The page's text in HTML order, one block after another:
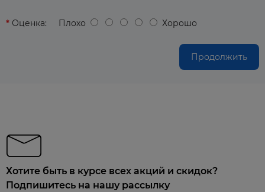
Оценка: Плохо Хорошо
Продолжить
Хотите быть в курсе всех акций и скидок?
Подпишитесь на нашу рассылку